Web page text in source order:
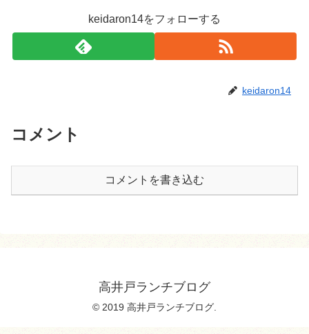
keidaron14をフォローする
keidaron14
コメント
コメントを書き込む
高井戸ランチブログ
© 2019 高井戸ランチブログ.